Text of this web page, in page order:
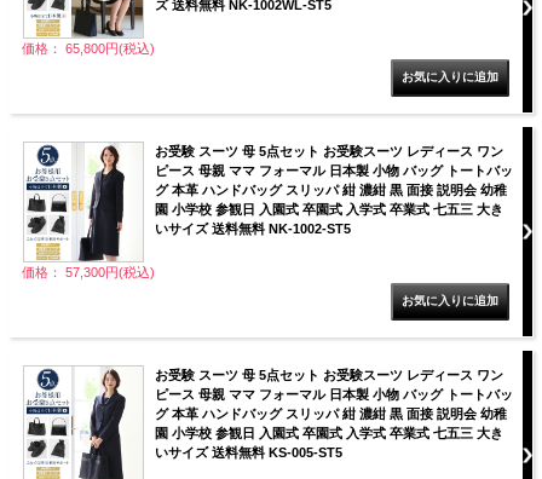
ズ 送料無料 NK-1002WL-ST5
価格： 65,800円(税込)
お受験 スーツ 母 5点セット お受験スーツ レディース ワン
ピース 母親 ママ フォーマル 日本製 小物 バッグ トートバッ
グ 本革 ハンドバッグ スリッパ 紺 濃紺 黒 面接 説明会 幼稚
園 小学校 参観日 入園式 卒園式 入学式 卒業式 七五三 大き
いサイズ 送料無料 NK-1002-ST5
価格： 57,300円(税込)
お受験 スーツ 母 5点セット お受験スーツ レディース ワン
ピース 母親 ママ フォーマル 日本製 小物 バッグ トートバッ
グ 本革 ハンドバッグ スリッパ 紺 濃紺 黒 面接 説明会 幼稚
園 小学校 参観日 入園式 卒園式 入学式 卒業式 七五三 大き
いサイズ 送料無料 KS-005-ST5